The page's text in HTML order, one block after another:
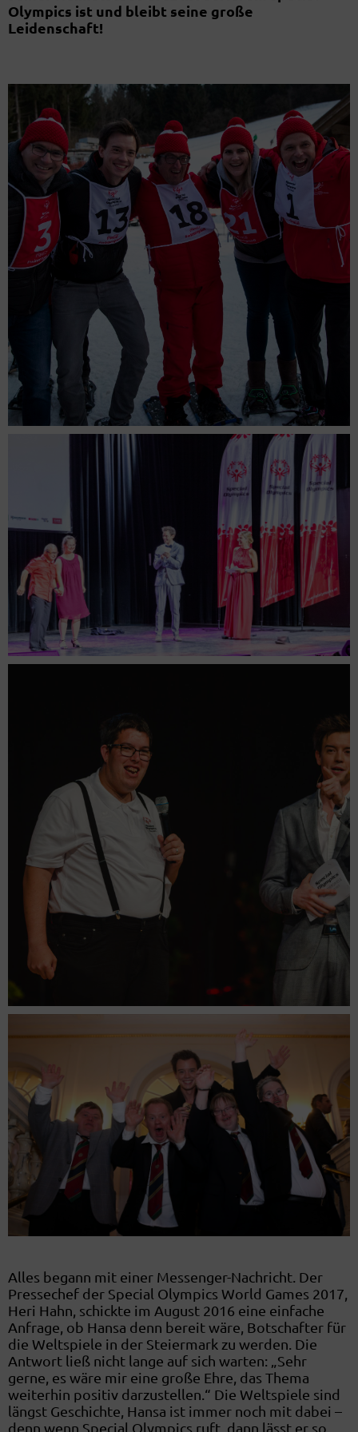
Olympics ist und bleibt seine große
Leidenschaft!
Alles begann mit einer Messenger-Nachricht. Der
Pressechef der Special Olympics World Games 2017,
Heri Hahn, schickte im August 2016 eine einfache
Anfrage, ob Hansa denn bereit wäre, Botschafter für
die Weltspiele in der Steiermark zu werden. Die
Antwort ließ nicht lange auf sich warten: „Sehr
gerne, es wäre mir eine große Ehre, das Thema
weiterhin positiv darzustellen.“ Die Weltspiele sind
längst Geschichte, Hansa ist immer noch mit dabei –
denn wenn Special Olympics ruft, dann lässt er so